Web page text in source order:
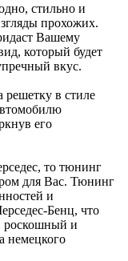
стильно и
прохожих.
Вашему
который будет
вкус.
решетку в стиле
его
то тюнинг
для Вас. Тюнинг
и
Бенц, что
роскошный и
немецкого